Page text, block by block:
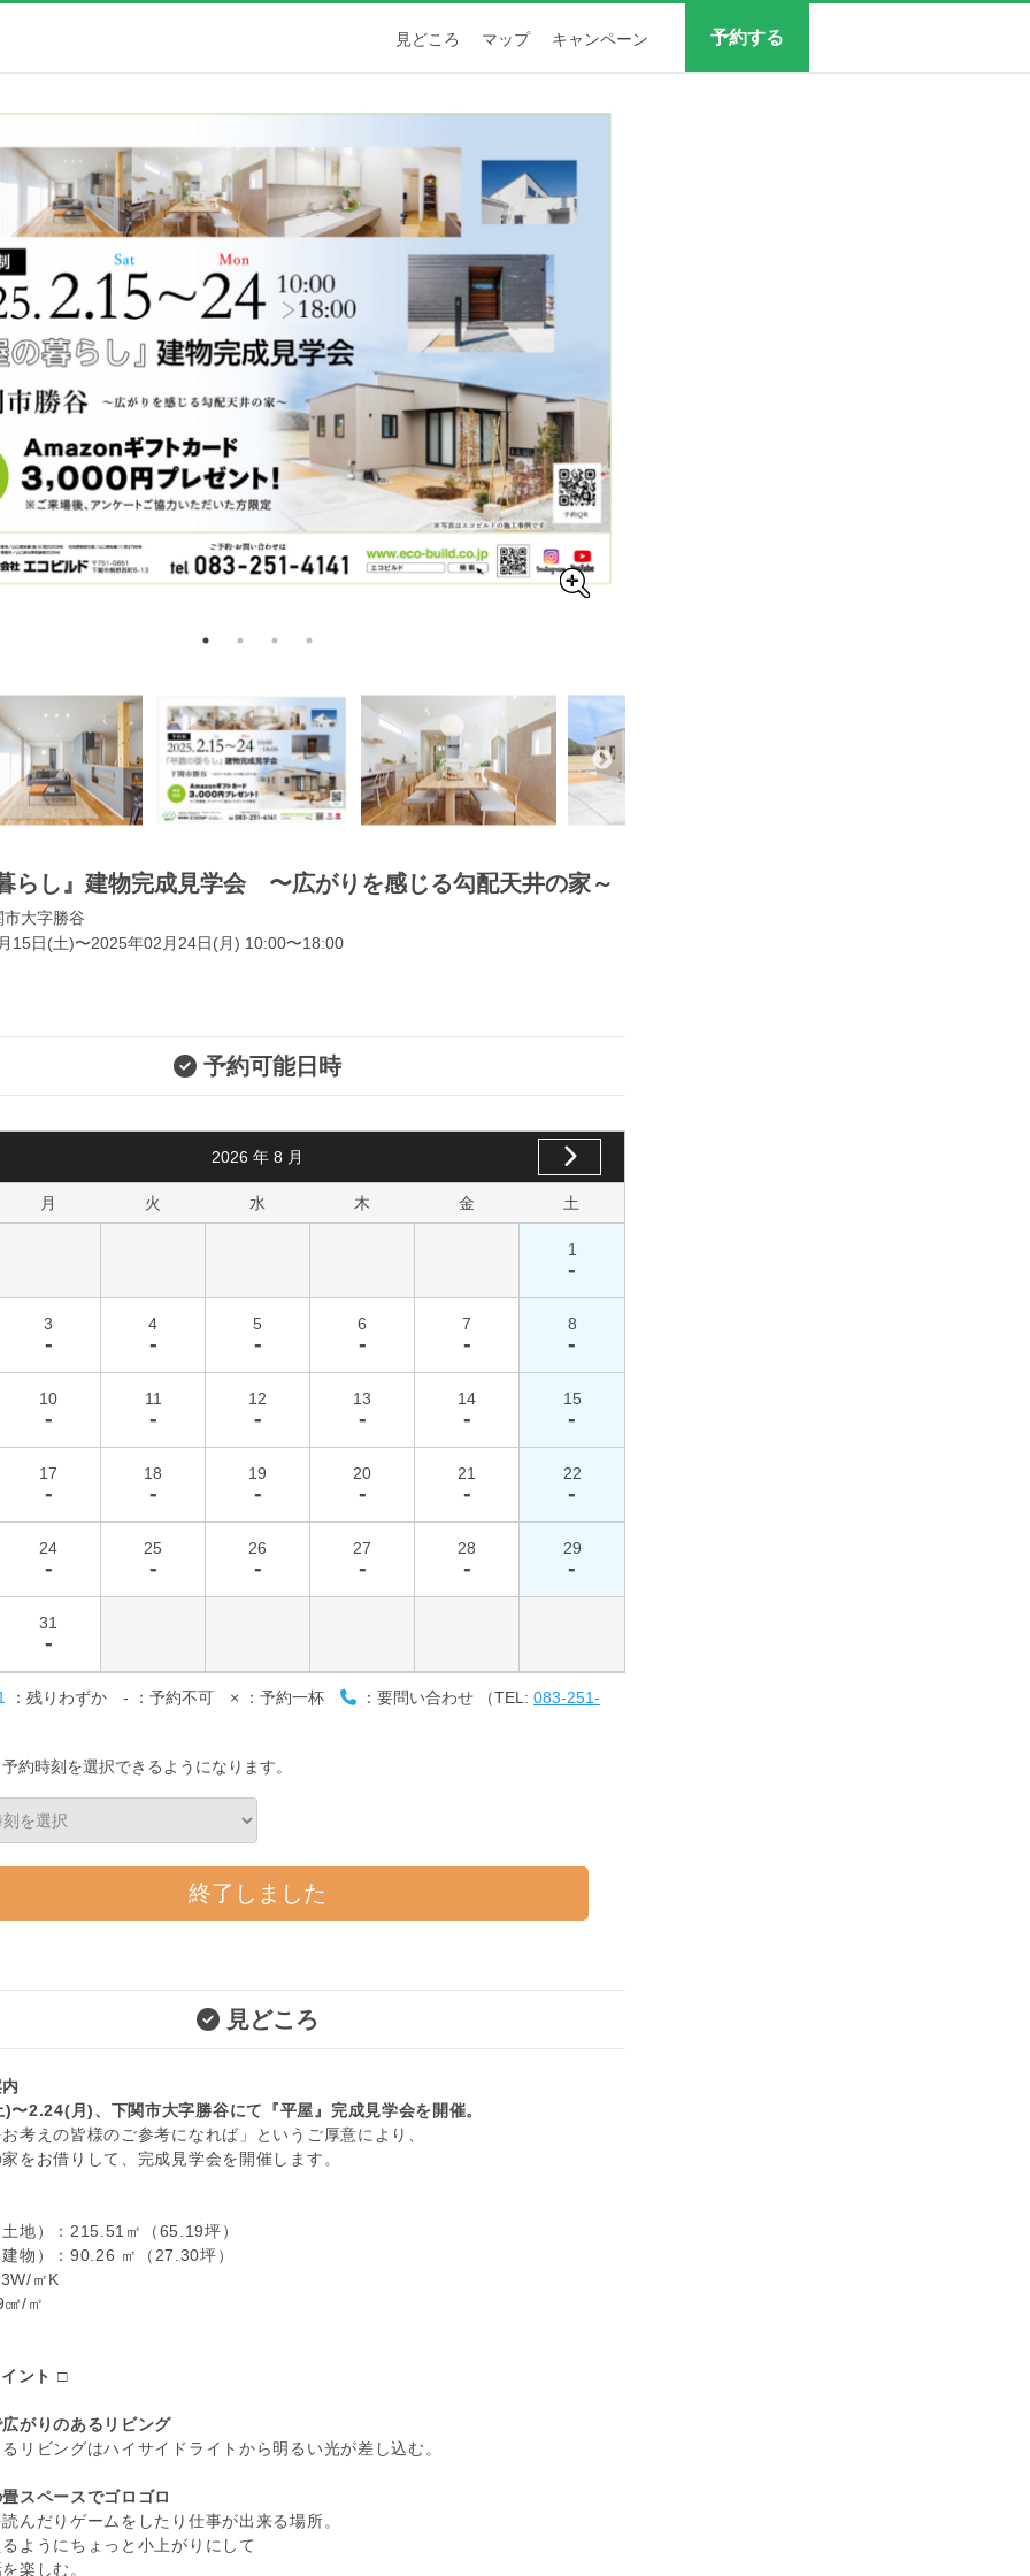
見どころ マップ キャンペーン 予約する
らし』建物完成見学会 〜広がりを感じる勾配天井の家～
市大字勝谷
15日(土)〜2025年02月24日(月) 10:00〜18:00
予約可能日時
2026 年 8 月
月 火 水 木 金 土
1
-
3
-
4
-
5
-
6
-
7
-
8
-
10
-
11
-
12
-
13
-
14
-
15
-
17
-
18
-
19
-
20
-
21
-
22
-
24
-
25
-
26
-
27
-
28
-
29
-
31
-
：残りわずか - ：予約不可 × ：予約一杯 ：要問い合わせ （TEL: 083-251-
約時刻を選択できるようになります。
終了しました
見どころ
2.24(月)、下関市大字勝谷にて『平屋』完成見学会を開催。
お考えの皆様のご参考になれば」というご厚意により、
をお借りして、完成見学会を開催します。
土地）：215.51㎡（65.19坪）
建物）：90.26 ㎡（27.30坪）
㎡K
㎠/㎡
ント □
がりのあるリビング
リビングはハイサイドライトから明るい光が差し込む。
スペースでゴロゴロ
んだりゲームをしたり仕事が出来る場所。
ようにちょっと小上がりにして
楽しむ。